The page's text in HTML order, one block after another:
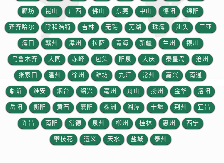
云南省楚雄彝族自治州楚雄市鹿城南路劳力士售后服务中心（需提前预约）
云南省大理白族自治州大理市建设路劳力士售后服务中心（需提前预约）
云南省德宏傣族景颇族自治州芒市团结大街劳力士售后服务中心（需提前预约）
云南省迪庆藏族自治州香格里拉市长征大道劳力士售后服务中心（需提前预约）
云南省红河哈尼族彝族自治州蒙自市天马路劳力士售后服务中心（需提前预约）
云南省丽江市古城区七星街劳力士售后服务中心（需提前预约）
云南省临沧市临翔区世纪路劳力士售后服务中心（需提前预约）
云南省怒江傈僳族自治州泸水市人民路劳力士售后服务中心（需提前预约）
云南省普洱市思茅区振兴大道劳力士售后服务中心（需提前预约）
廊坊 昆山 广西 佛山 东莞 中山 德阳 绵阳
齐齐哈尔 呼和浩特 吉林 无锡 芜湖 珠海 汕头 三亚
海口 赣州 漳州 拉萨 青海 新疆 兰州 银川
乌鲁木齐 大同 赤峰 包头 阳泉 大庆 秦皇岛 沧州
张家口 温州 徐州 潍坊 九江 常州 嘉兴 南通
临沂 淮安 烟台 绍兴 亳州 舟山 扬州 金华 洛阳
岳阳 衡阳 黄石 襄阳 株洲 湘潭 十堰 荆州 宜昌
许昌 南阳 常德 泉州 柳州 桂林 惠州 西宁
攀枝花 遵义 天水 盐城 泰州